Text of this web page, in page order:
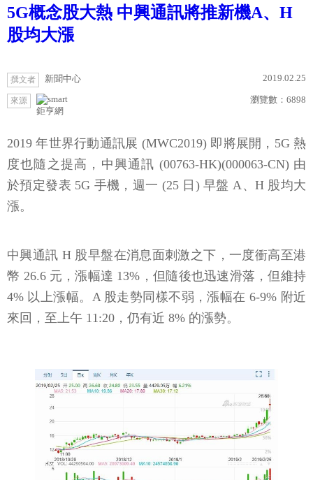
5G概念股大熱 中興通訊將推新機A、H
股均大漲
撰文者 新聞中心 2019.02.25
來源
鉅亨網
瀏覽數： 6898
2019 年世界行動通訊展 (MWC2019) 即將展開，5G 熱
度也隨之提高，中興通訊 (00763-HK)(000063-CN) 由
於預定發表 5G 手機，週一 (25 日) 早盤 A、H 股均大
漲。
中興通訊 H 股早盤在消息面刺激之下，一度衝高至港
幣 26.6 元，漲幅達 13%，但隨後也迅速滑落，但維持
4% 以上漲幅。A 股走勢同樣不弱，漲幅在 6-9% 附近
來回，至上午 11:20，仍有近 8% 的漲勢。